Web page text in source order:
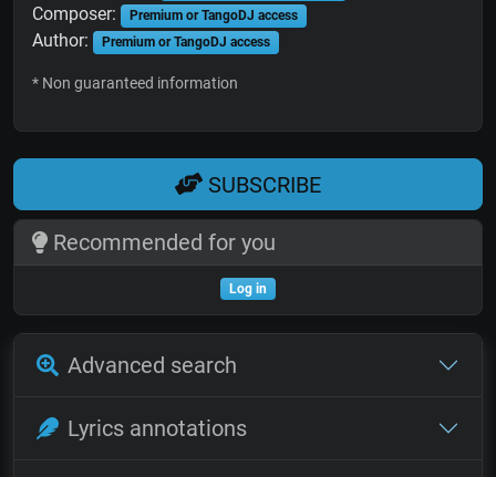
Composer: Premium or TangoDJ access
Author: Premium or TangoDJ access
* Non guaranteed information
SUBSCRIBE
Recommended for you
Log in
Advanced search
Lyrics annotations